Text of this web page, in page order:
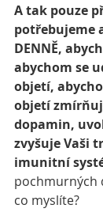
A tak pouze
potřebujeme
DENNĚ,
abychom se
objetí,
objetí
dopamin,
zvyšuje Vaši
imunitní
pochmurných
co myslíte?